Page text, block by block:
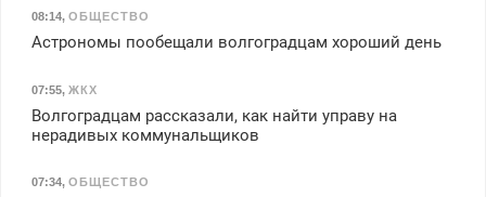
08:14, ОБЩЕСТВО
Астрономы пообещали волгоградцам хороший день
07:55, ЖКХ
Волгоградцам рассказали, как найти управу на
нерадивых коммунальщиков
07:34, ОБЩЕСТВО